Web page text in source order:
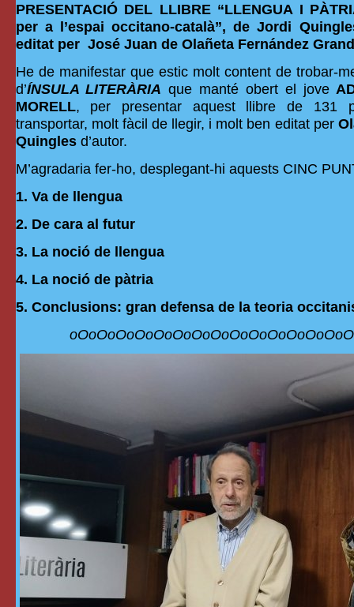
PRESENTACIÓ DEL LLIBRE “LLENGUA I
per a l’espai occitano-català”, de Jordi
editat per José Juan de Olañeta Fernández
He de manifestar que estic molt content de trobar-
d’ÍNSULA LITERÀRIA que manté obert el jove
MORELL, per presentar aquest llibre de 131
transportar, molt fàcil de llegir, i molt ben editat per
Quinglesd’autor.
M’agradaria fer-ho, desplegant-hi aquests CINC
1. Va de llengua
2. De cara al futur
3. La noció de llengua
4. La noció de pàtria
5. Conclusions: gran defensa de la teoria